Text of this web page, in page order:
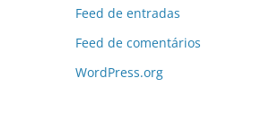
Feed de entradas
Feed de comentários
WordPress.org